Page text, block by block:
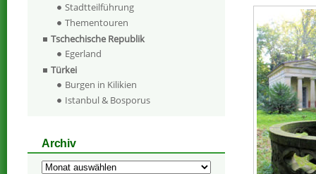
Stadtteilführung
Thementouren
Tschechische Republik
Egerland
Türkei
Burgen in Kilikien
Istanbul & Bosporus
Archiv
Archiv